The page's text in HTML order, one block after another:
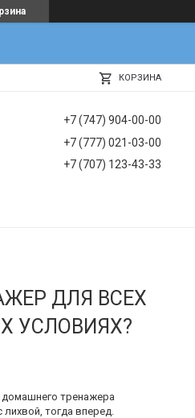
КОРЗИНА
+7 (747) 904-00-00
+7 (777) 021-03-00
+7 (707) 123-43-33
ДЛЯ ВСЕХ
УСЛОВИЯХ?
домашнего тренажера
тогда вперед.